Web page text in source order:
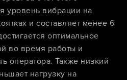
уровень вибрации на
и составляет менее 6
оптимальное
во время работы и
оператора. Также низкий
нагрузку на